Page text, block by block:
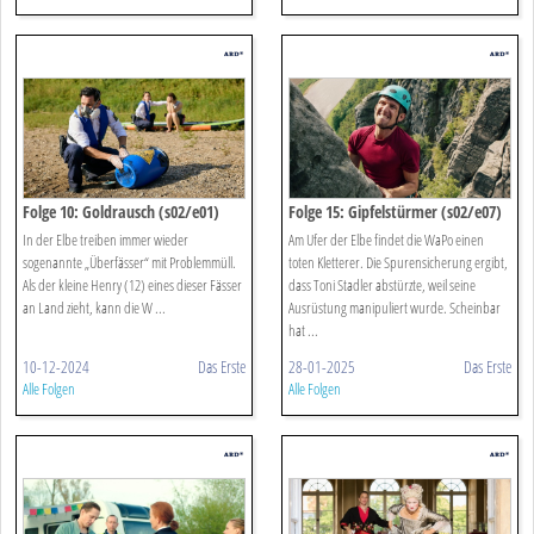
Folge 10: Goldrausch (s02/e01)
In der Elbe treiben immer wieder
sogenannte „Überfässer“ mit Problemmüll.
Als der kleine Henry (12) eines dieser Fässer
an Land zieht, kann die W ...
10-12-2024 Das Erste
Alle Folgen
Folge 15: Gipfelstürmer (s02/e07)
Am Ufer der Elbe findet die WaPo einen
toten Kletterer. Die Spurensicherung ergibt,
dass Toni Stadler abstürzte, weil seine
Ausrüstung manipuliert wurde. Scheinbar
hat ...
28-01-2025 Das Erste
Alle Folgen